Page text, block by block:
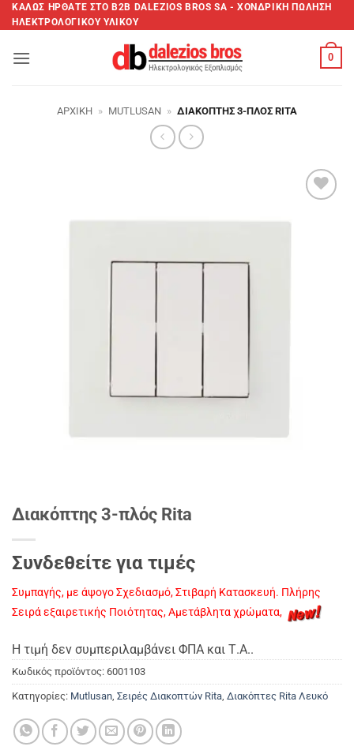
Μετάβαση
στο
ΚΑΛΩΣ ΗΡΘΑΤΕ ΣTO B2B DALEZIOS BROS SA - XΟΝΔΡΙΚΗ ΠΩΛΗΣΗ
ΗΛΕΚΤΡΟΛΟΓΙΚΟΥ ΥΛΙΚΟΥ
0
ΑΡΧΙΚΉ » MUTLUSAN » ΔΙΑΚΌΠΤΗΣ 3-ΠΛΌΣ RITA
Διακόπτης 3-πλός Rita
Συνδεθείτε για τιμές
Συμπαγής, με άψογο Σχεδιασμό, Στιβαρή Κατασκευή. Πλήρης
Σειρά εξαιρετικής Ποιότητας, Αμετάβλητα χρώματα,
Η τιμή δεν συμπεριλαμβάνει ΦΠΑ και Τ.Α..
Κωδικός προϊόντος: 6001103
Κατηγορίες: Mutlusan, Σειρές Διακοπτών Rita, Διακόπτες Rita Λευκό